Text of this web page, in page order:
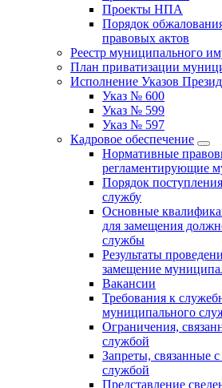
Проекты НПА
Порядок
правовых актов
Реестр муниципального
План приватизации
Исполнение Указов
Указ № 600
Указ № 599
Указ № 597
Кадровое обеспечение
Нормативные
регламентирующие
Порядок
службу
Основные
для замещения
службы
Результаты
замещение
Вакансии
Требования к
муниципального
Ограничения,
службой
Запреты, связанные
службой
Представление